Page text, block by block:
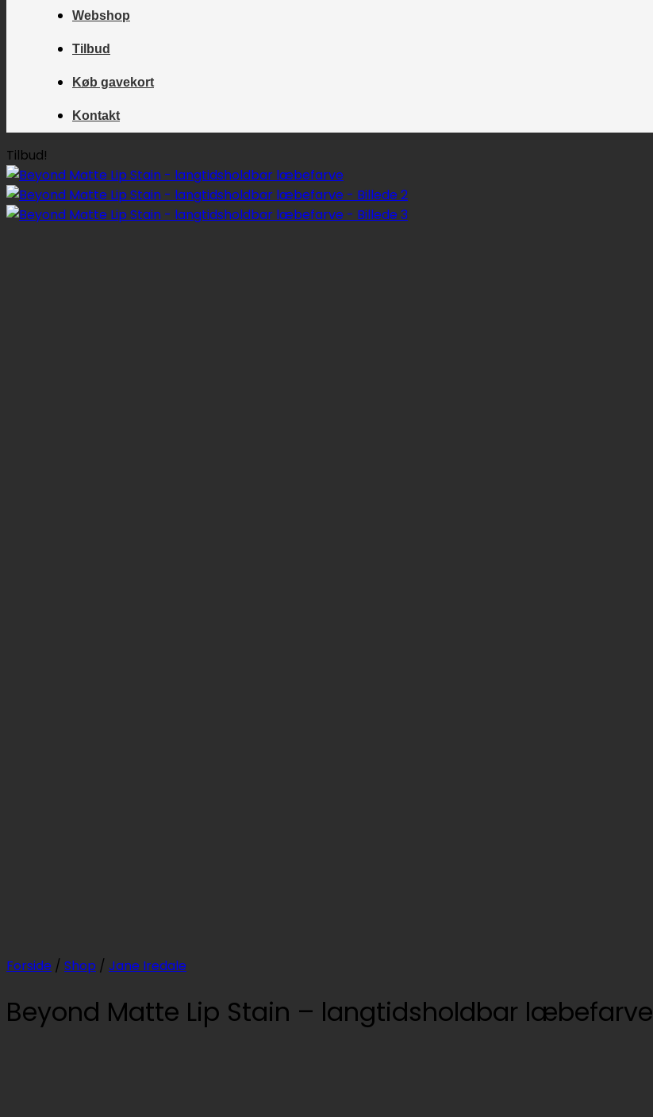
Webshop
Tilbud
Køb gavekort
Kontakt
Tilbud!
Forside / Shop / Jane Iredale
Beyond Matte Lip Stain – langtidsholdbar læbefarve